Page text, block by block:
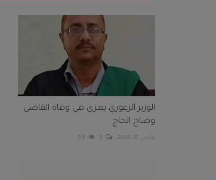
الوزير الزعوري يعزي في وفاة القاضي
وضاح الحاج
مارس 17, 2024 0
58